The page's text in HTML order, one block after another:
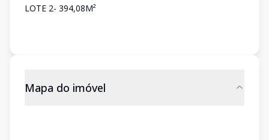
LOTE 2- 394,08M²
Mapa do imóvel